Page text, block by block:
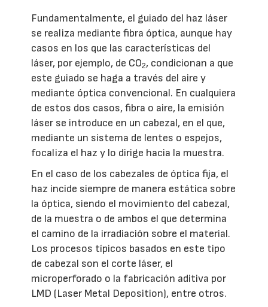
Fundamentalmente, el guiado del haz láser
se realiza mediante fibra óptica, aunque hay
casos en los que las características del
láser, por ejemplo, de CO2, condicionan a que
este guiado se haga a través del aire y
mediante óptica convencional. En cualquiera
de estos dos casos, fibra o aire, la emisión
láser se introduce en un cabezal, en el que,
mediante un sistema de lentes o espejos,
focaliza el haz y lo dirige hacia la muestra.
En el caso de los cabezales de óptica fija, el
haz incide siempre de manera estática sobre
la óptica, siendo el movimiento del cabezal,
de la muestra o de ambos el que determina
el camino de la irradiación sobre el material.
Los procesos típicos basados en este tipo
de cabezal son el corte láser, el
microperforado o la fabricación aditiva por
LMD (Laser Metal Deposition), entre otros.